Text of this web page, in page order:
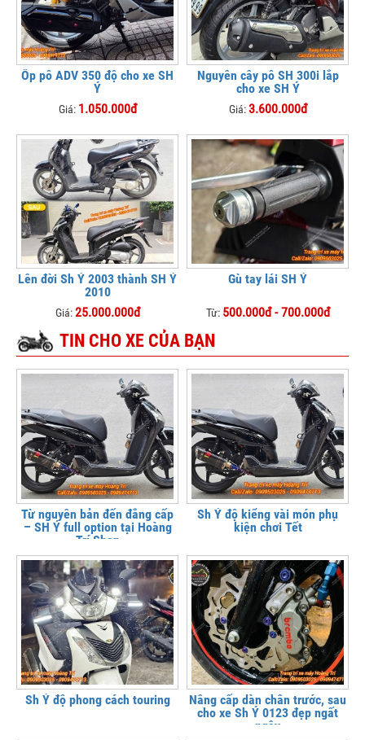
Ốp pô ADV 350 độ cho xe SH
Ý
Giá: 1.050.000đ
Nguyên cây pô SH 300i lắp
cho xe SH Ý
Giá:3.600.000đ
Lên đời Sh Ý 2003 thành SH Ý
2010
Giá:25.000.000đ
Gù tay lái SH Ý
Từ: 500.000đ - 700.000đ
TIN CHO XE CỦA BẠN
Từ nguyên bản đến đẳng cấp
– SH Ý full option tại Hoàng
Trí Shop
Sh Ý độ kiểng vài món phụ
kiện chơi Tết
Sh Ý độ phong cách touring
Nâng cấp dàn chân trước, sau
cho xe Sh Ý 0123 đẹp ngất
ngây